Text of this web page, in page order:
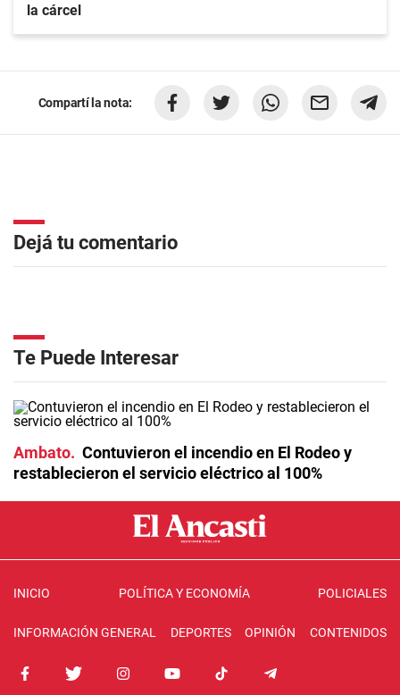
la cárcel
Compartí la nota:
Dejá tu comentario
Te Puede Interesar
Ambato
Contuvieron el incendio en El Rodeo y
restablecieron el servicio eléctrico al 100%
INICIO POLÍTICA Y ECONOMÍA POLICIALES
INFORMACIÓN GENERAL DEPORTES OPINIÓN CONTENIDOS